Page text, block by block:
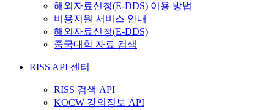
해외자료신청(E-DDS) 이용 방법
비용지원 서비스 안내
해외자료신청(E-DDS)
중국대학 자료 검색
RISS API 센터
RISS 검색 API
KOCW 강의정보 API